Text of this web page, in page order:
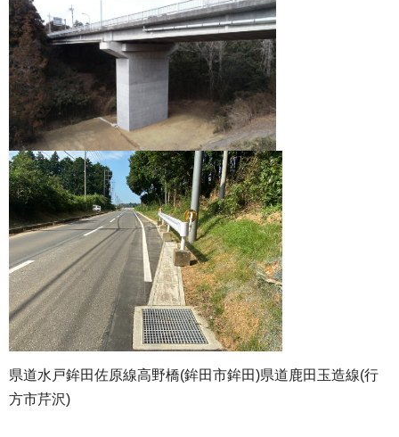
県道水戸鉾田佐原線高野橋(鉾田市鉾田)県道鹿田玉造線(行
方市芹沢)